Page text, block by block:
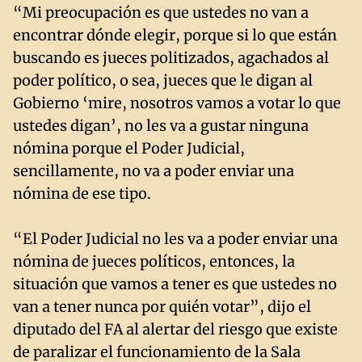
“Mi preocupación es que ustedes no van a
encontrar dónde elegir, porque si lo que están
buscando es jueces politizados, agachados al
poder político, o sea, jueces que le digan al
Gobierno ‘mire, nosotros vamos a votar lo que
ustedes digan’, no les va a gustar ninguna
nómina porque el Poder Judicial,
sencillamente, no va a poder enviar una
nómina de ese tipo.
“El Poder Judicial no les va a poder enviar una
nómina de jueces políticos, entonces, la
situación que vamos a tener es que ustedes no
van a tener nunca por quién votar”, dijo el
diputado del FA al alertar del riesgo que existe
de paralizar el funcionamiento de la Sala